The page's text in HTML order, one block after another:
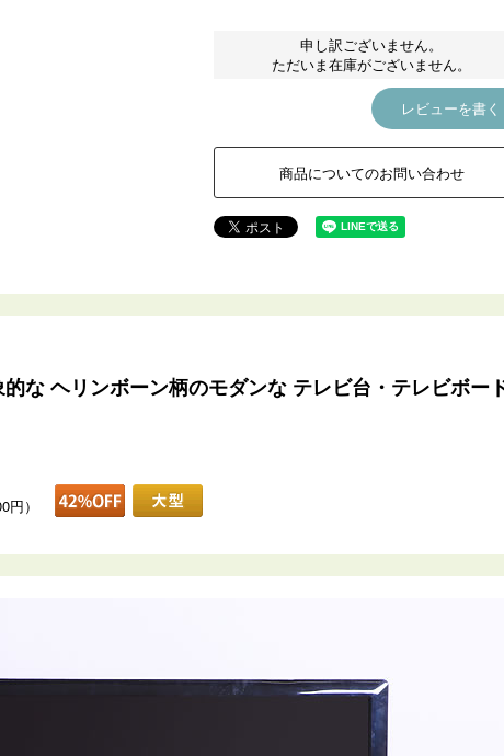
申し訳ございません。
ただいま在庫がございません。
レビューを書く
商品についてのお問い合わせ
な ヘリンボーン柄のモダンな テレビ台・テレビボー
）